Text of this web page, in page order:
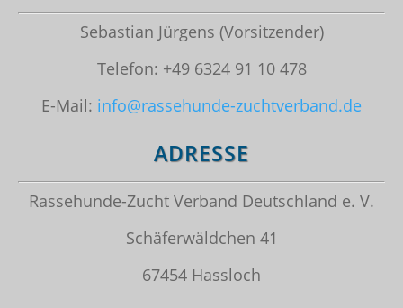
Sebastian Jürgens (Vorsitzender)
Telefon: +49 6324 91 10 478
E-Mail: info@rassehunde-zuchtverband.de
ADRESSE
Rassehunde-Zucht Verband Deutschland e. V.
Schäferwäldchen 41
67454 Hassloch